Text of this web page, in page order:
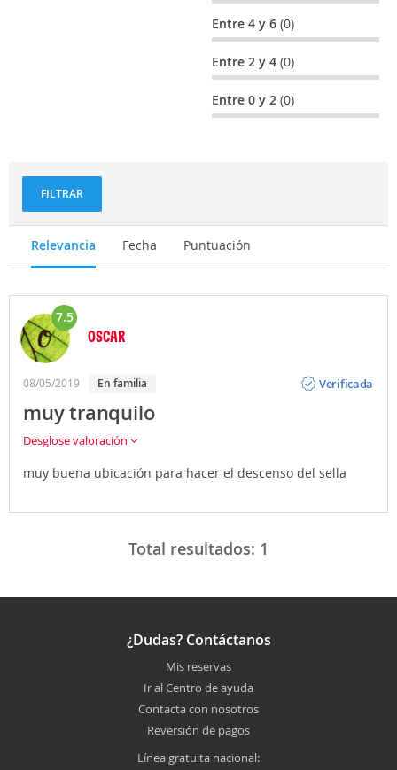
Entre 4 y 6(0)
Entre 2 y 4(0)
Entre 0 y 2(0)
FILTRAR
Relevancia Fecha Puntuación
7.5
OSCAR
08/05/2019 En familia
Verificada
muy tranquilo
Desglose valoración
muy buena ubicación para hacer el descenso del sella
Total resultados: 1
¿Dudas? Contáctanos
Mis reservas
Ir al Centro de ayuda
Contacta con nosotros
Reversión de pagos
Línea gratuita nacional: